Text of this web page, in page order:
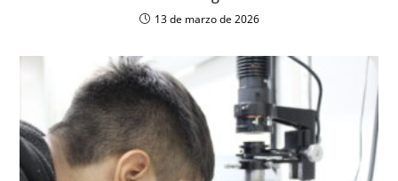
13 de marzo de 2026